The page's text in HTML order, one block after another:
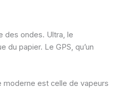
des ondes. Ultra, le
du papier. Le GPS, qu’un
moderne est celle de vapeurs